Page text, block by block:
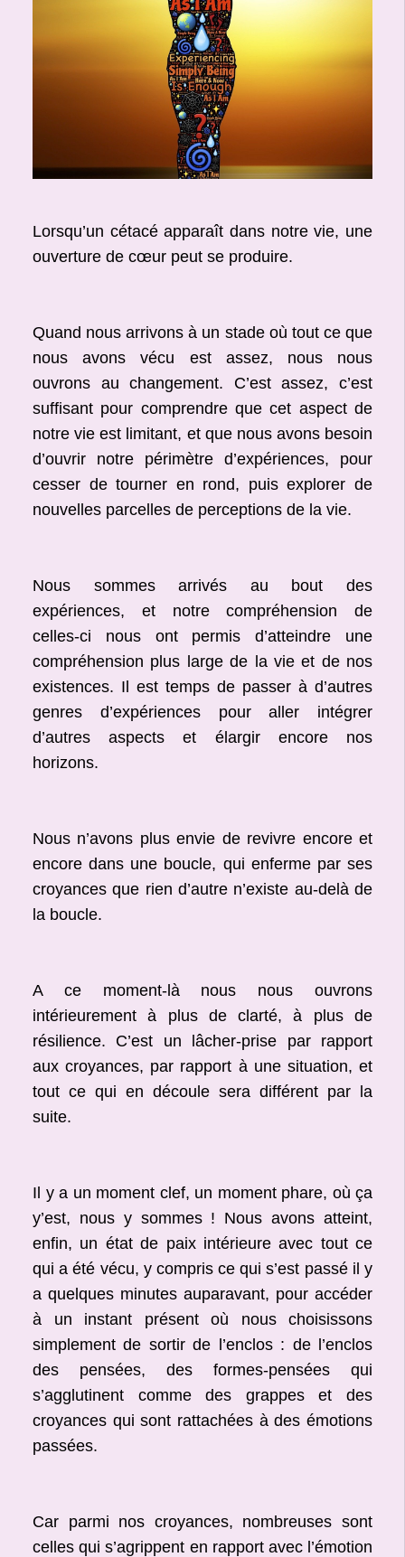
Lorsqu’un cétacé apparaît dans notre vie, une
ouverture de cœur peut se produire.
Quand nous arrivons à un stade où tout ce que
nous avons vécu est assez, nous nous
ouvrons au changement. C’est assez, c’est
suffisant pour comprendre que cet aspect de
notre vie est limitant, et que nous avons besoin
d’ouvrir notre périmètre d’expériences, pour
cesser de tourner en rond, puis explorer de
nouvelles parcelles de perceptions de la vie.
Nous sommes arrivés au bout des
expériences, et notre compréhension de
celles-ci nous ont permis d’atteindre une
compréhension plus large de la vie et de nos
existences. Il est temps de passer à d’autres
genres d’expériences pour aller intégrer
d’autres aspects et élargir encore nos
horizons.
Nous n’avons plus envie de revivre encore et
encore dans une boucle, qui enferme par ses
croyances que rien d’autre n’existe au-delà de
la boucle.
A ce moment-là nous nous ouvrons
intérieurement à plus de clarté, à plus de
résilience. C’est un lâcher-prise par rapport
aux croyances, par rapport à une situation, et
tout ce qui en découle sera différent par la
suite.
Il y a un moment clef, un moment phare, où ça
y’est, nous y sommes ! Nous avons atteint,
enfin, un état de paix intérieure avec tout ce
qui a été vécu, y compris ce qui s’est passé il y
a quelques minutes auparavant, pour accéder
à un instant présent où nous choisissons
simplement de sortir de l’enclos : de l’enclos
des pensées, des formes-pensées qui
s’agglutinent comme des grappes et des
croyances qui sont rattachées à des émotions
passées.
Car parmi nos croyances, nombreuses sont
celles qui s’agrippent en rapport avec l’émotion